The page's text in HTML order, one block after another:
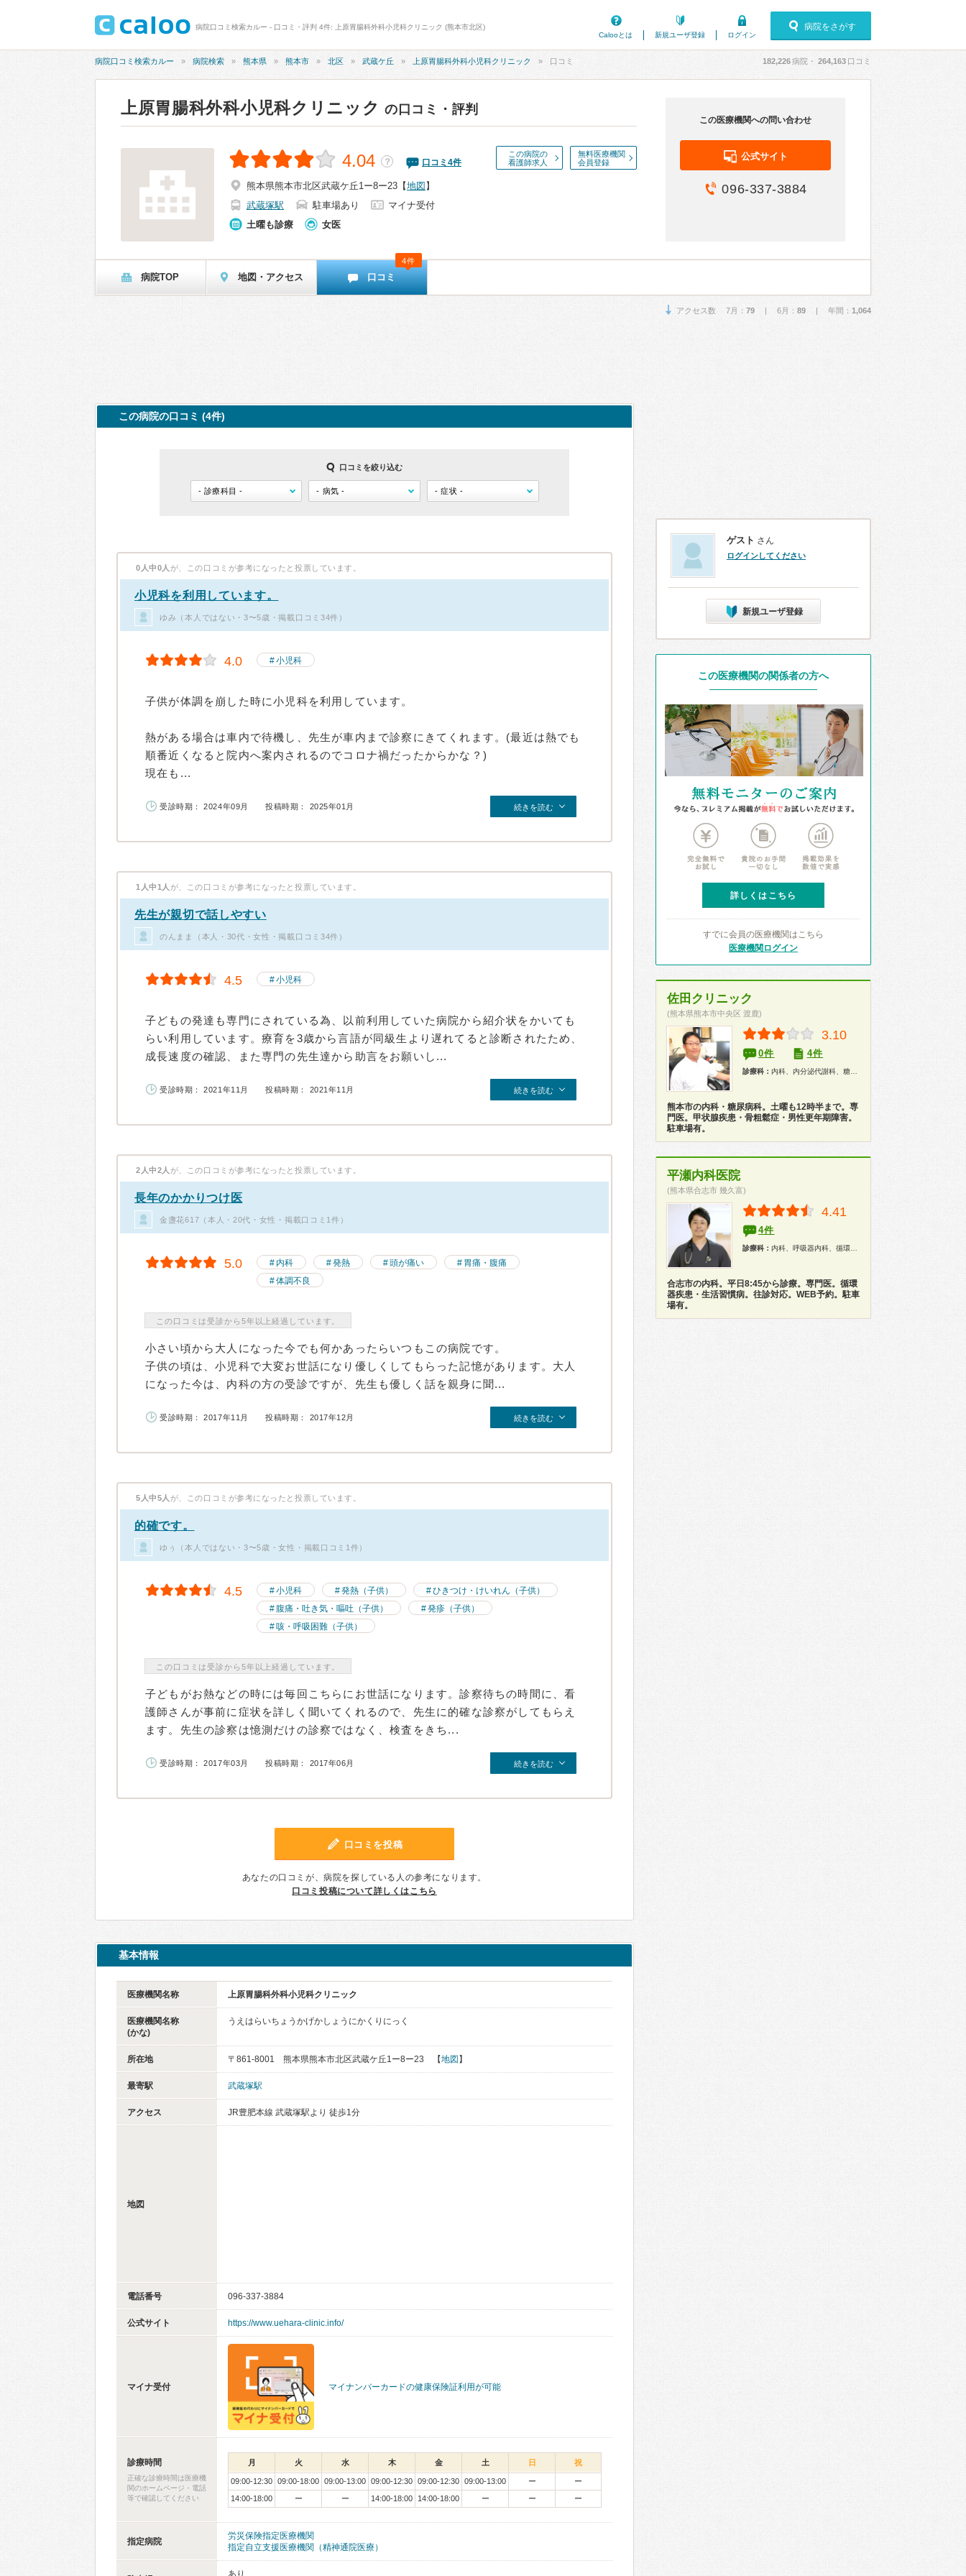
病院口コミ検索カルー - 口コミ・評判 4件: 上原胃腸科外科小児科クリニック (熊本市北区)
Calooとは
新規ユーザ登録 ログイン
病院をさがす
病院口コミ検索カルー 病院検索 熊本県 熊本市 北区 武蔵ケ丘 上原胃腸科外科小児科クリニック 口コミ 182,226病院・ 264,163 口コミ
上原胃腸科外科小児科クリニック の口コミ・評判
この病院の
看護師求人
無料医療機関
会員登録
4.04 ？ 口コミ 4件
熊本県熊本市北区武蔵ケ丘1ー8ー23 【地図 】
武蔵塚駅
駐車場あり
マイナ受付
土曜も診療
女医
この医療機関への問い合わせ
公式サイト
096-337-3884
病院TOP 地図・アクセス 口コミ
4件
アクセス数 7月： 79 | 6月： 89 | 年間： 1,064
この病院の口コミ (4件)
口コミを絞り込む
0人中0人 が、この口コミが参考になったと投票しています。
小児科を利用しています。
ゆみ（本人ではない・3〜5歳・掲載口コミ34件）
4.0 小児科
子供が体調を崩した時に小児科を利用しています。
熱がある場合は車内で待機し、先生が車内まで診察にきてくれます。(最近は熱でも
順番近くなると院内へ案内されるのでコロナ禍だったからかな？)
現在も...
受診時期： 2024年09月 投稿時期： 2025年01月 続きを読む
1人中1人 が、この口コミが参考になったと投票しています。
先生が親切で話しやすい
のんまま（本人・30代・女性・掲載口コミ34件）
4.5 小児科
子どもの発達も専門にされている為、以前利用していた病院から紹介状をかいても
らい利用しています。療育を3歳から言語が同級生より遅れてると診断されたため、
成長速度の確認、また専門の先生達から助言をお願いし...
受診時期： 2021年11月 投稿時期： 2021年11月 続きを読む
2人中2人 が、この口コミが参考になったと投票しています。
長年のかかりつけ医
金盞花617（本人・20代・女性・掲載口コミ1件）
5.0 内科 発熱 頭が痛い
胃痛・腹痛
体調不良
この口コミは受診から5年以上経過しています。
小さい頃から大人になった今でも何かあったらいつもこの病院です。
子供の頃は、小児科で大変お世話になり優しくしてもらった記憶があります。大人
になった今は、内科の方の受診ですが、先生も優しく話を親身に聞...
受診時期： 2017年11月 投稿時期： 2017年12月 続きを読む
5人中5人 が、この口コミが参考になったと投票しています。
的確です。
ゆぅ（本人ではない・3〜5歳・女性・掲載口コミ1件）
4.5 小児科 発熱（子供）
ひきつけ・けいれん（子供）
腹痛・吐き気・嘔吐（子供）
発疹（子供）
咳・呼吸困難（子供）
この口コミは受診から5年以上経過しています。
子どもがお熱などの時には毎回こちらにお世話になります。診察待ちの時間に、看
護師さんが事前に症状を詳しく聞いてくれるので、先生に的確な診察がしてもらえ
ます。先生の診察は憶測だけの診察ではなく、検査をきち...
受診時期： 2017年03月 投稿時期： 2017年06月 続きを読む
口コミを投稿
あなたの口コミが、病院を探している人の参考になります。
口コミ投稿について詳しくはこちら
基本情報
医療機関名称 上原胃腸科外科小児科クリニック
医療機関名称
(かな)
うえはらいちょうかげかしょうにかくりにっく
所在地 〒861-8001 熊本県熊本市北区武蔵ケ丘1ー8ー23 【地図 】
最寄駅 武蔵塚駅
アクセス JR豊肥本線 武蔵塚駅より 徒歩1分
地図
電話番号 096-337-3884
公式サイト https://www.uehara-clinic.info/
マイナ受付 マイナンバーカードの健康保険証利用が可能
診療時間
正確な診療時間は医療機
関のホームページ・電話
等で確認してください
月 火 水 木 金 土 日 祝
09:00-12:30 09:00-18:00 09:00-13:00 09:00-12:30 09:00-12:30 09:00-13:00 ー
ー
14:00-18:00
ー ー 14:00-18:00 14:00-18:00 ー ー ー
指定病院
労災保険指定医療機関
指定自立支援医療機関（精神通院医療）
あり
ゲスト さん
ログインしてください
新規ユーザ登録
この医療機関の関係者の方へ
詳しくはこちら
すでに会員の医療機関はこちら
医療機関ログイン
佐田クリニック
(熊本県熊本市中央区 渡鹿)
3.10
0件 4件
診療科： 内科、内分泌代謝科、糖尿病科、漢方、健康診断
熊本市の内科・糖尿病科。土曜も12時半まで。専
門医。甲状腺疾患・骨粗鬆症・男性更年期障害。
駐車場有。
平瀬内科医院
(熊本県合志市 幾久富)
4.41
4件
診療科： 内科、呼吸器内科、循環器内科、消化器内科、胃腸科、糖尿病科、漢方、内視鏡、健康診断、在宅医療
合志市の内科。平日8:45から診療。専門医。循環
器疾患・生活習慣病。往診対応。WEB予約。駐車
場有。